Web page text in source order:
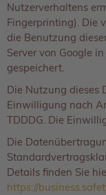
Nutzerverhaltens
Fingerprinting). Die
die Benutzung
Server von Google
gespeichert.
Die Nutzung dieses
Einwilligung nach
TDDDG. Die
Die
Details finden Sie
https://